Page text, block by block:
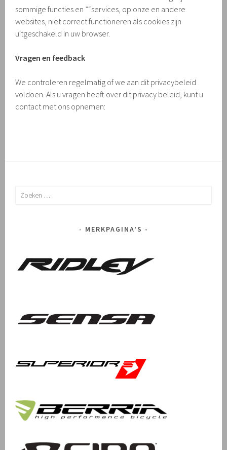
sommige functies en ”“services, op onze en andere
websites, niet correct functioneren als cookies zijn
uitgeschakeld in uw browser.
Vragen en feedback
We controleren regelmatig of we aan dit privacybeleid
voldoen. Als u vragen heeft over dit privacy beleid, kunt u
contact met ons opnemen:
Zoeken
MERKPAGINA’S